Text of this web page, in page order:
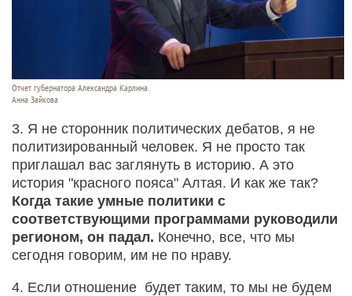
Отчет губернатора Александра Карлина.
Анна Зайкова
3. Я не сторонник политических дебатов, я не
политизированный человек. Я не просто так
приглашал вас заглянуть в историю. А это
история "красного пояса" Алтая. И как же так?
Когда такие умные политики с
соответствующими программами руководили
регионом, он падал. Конечно, все, что мы
сегодня говорим, им не по нраву.
4. Если отношение будет таким, то мы не будем